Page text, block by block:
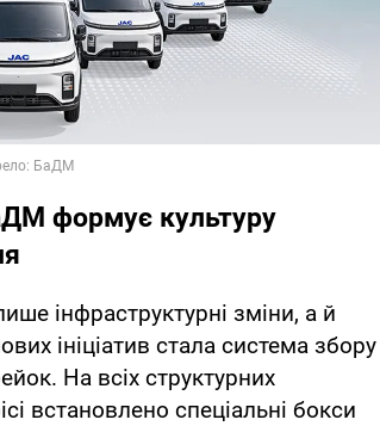
формує культуру
інфраструктурні зміни, а й
ініціатив стала система збору
На всіх структурних
встановлено спеціальні бокси